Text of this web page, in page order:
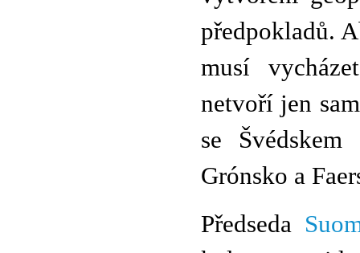
předpokladů.
musí
netvoří jen
se
Grónsko a
Předseda